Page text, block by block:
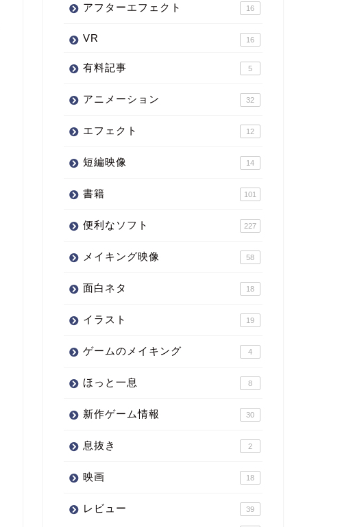
アフターエフェクト 16
VR 16
有料記事 5
アニメーション 32
エフェクト 12
短編映像 14
書籍 101
便利なソフト 227
メイキング映像 58
面白ネタ 18
イラスト 19
ゲームのメイキング 4
ほっと一息 8
新作ゲーム情報 30
息抜き 2
映画 18
レビュー 39